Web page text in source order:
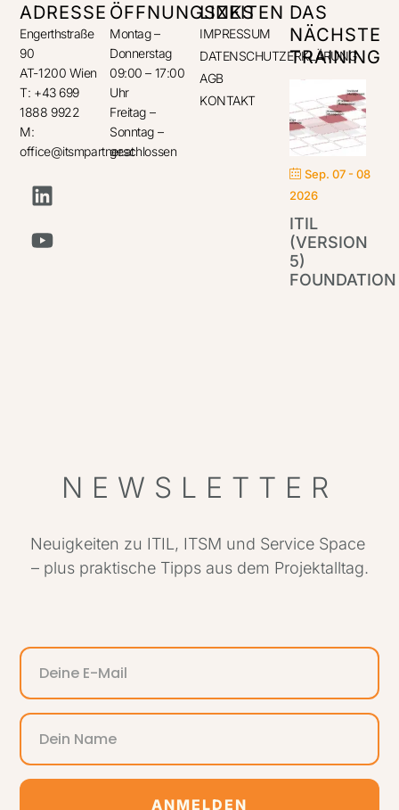
ADRESSE
Engerthstraße
90
AT-1200 Wien
T: +43 699
1888 9922
M:
office@itsmpartner.at
ÖFFNUNGSZEITEN
Montag –
Donnerstag
09:00 – 17:00
Uhr
Freitag –
Sonntag –
geschlossen
LINKS
IMPRESSUM
DATENSCHUTZERKLÄRUNG
AGB
KONTAKT
DAS
NÄCHSTE
TRAINING
Sep. 07 - 08
2026
ITIL
(VERSION
5)
FOUNDATION
NEWSLETTER
Neuigkeiten zu ITIL, ITSM und Service Space
– plus praktische Tipps aus dem Projektalltag.
ANMELDEN